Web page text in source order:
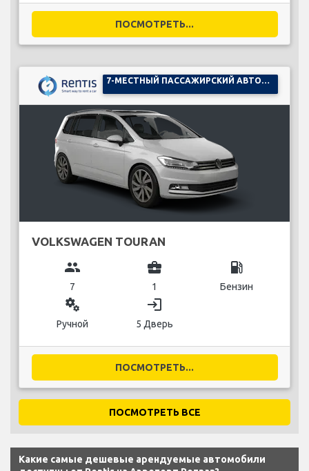
ПОСМОТРЕТЬ...
VOLKSWAGEN TOURAN
group
7
business_center
1
local_gas_station
Бензин
miscellaneous_services
Ручной
login
5 Дверь
ПОСМОТРЕТЬ...
ПОСМОТРЕТЬ ВСЕ
Какие самые дешевые арендуемые автомобили